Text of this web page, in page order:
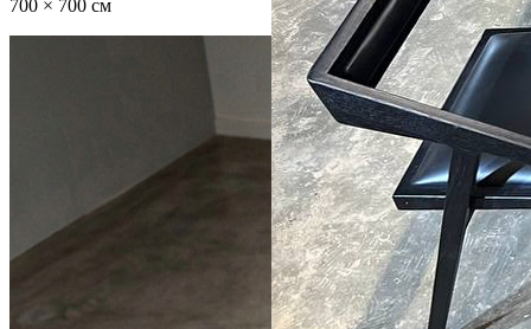
700 × 700 см